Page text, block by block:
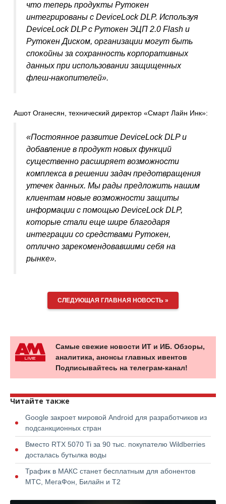
что теперь продукты Рутокен
интегрированы с DeviceLock DLP. Используя
DeviceLock DLP с Рутокен ЭЦП 2.0 Flash и
Рутокен Диском, организации могут быть
спокойны за сохранность корпоративных
данных при использовании защищенных
флеш-накопителей».
Ашот Оганесян, технический директор «Смарт Лайн Инк»:
«Постоянное развитие DeviceLock DLP и
добавление в продукт новых функций
существенно расширяет возможности
комплекса в решении задач предотвращения
утечек данных. Мы рады предложить нашим
клиентам новые возможности защиты
информации с помощью DeviceLock DLP,
которые стали еще шире благодаря
интеграции со средствами Рутокен,
отлично зарекомендовавшими себя на
рынке».
СЛЕДУЮЩАЯ ГЛАВНАЯ НОВОСТЬ »
Самые свежие новости ИТ и ИБ. Обзоры,
аналитика, анонсы главных ивентов
Подписывайтесь на телеграм-канал!
Читайте также
Google закроет мировой Android для разработчиков из
подсанкционных стран
Вместо RTX 5070 Ti за 90 тыс. покупателю Wildberries
досталась бутылка воды
Трафик в МАКС станет бесплатным для абонентов
МТС, МегаФон, Билайн и Т2